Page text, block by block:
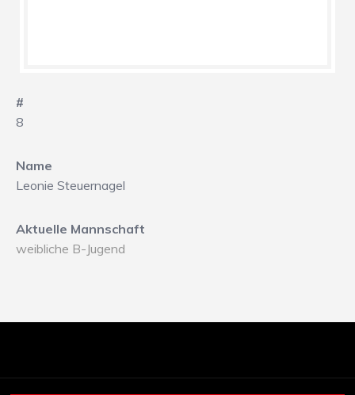
#
8
Name
Leonie Steuernagel
Aktuelle Mannschaft
weibliche B-Jugend